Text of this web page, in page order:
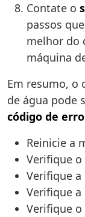
Contate o
passos
melhor do
máquina
Em resumo, o
de água pode
código de
Reinicie a
Verifique
Verifique
Verifique
Verifique